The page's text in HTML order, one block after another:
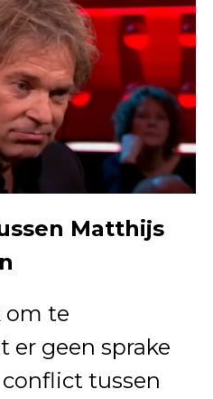
Matthijs
om te
er geen sprake
tussen